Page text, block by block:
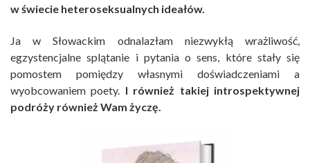
w świecie heteroseksualnych ideałów.
Ja w Słowackim odnalazłam niezwykłą wrażliwość,
egzystencjalne splątanie i pytania o sens, które stały się
pomostem pomiędzy własnymi doświadczeniami a
wyobcowaniem poety. I również takiej introspektywnej
podróży również Wam życzę.